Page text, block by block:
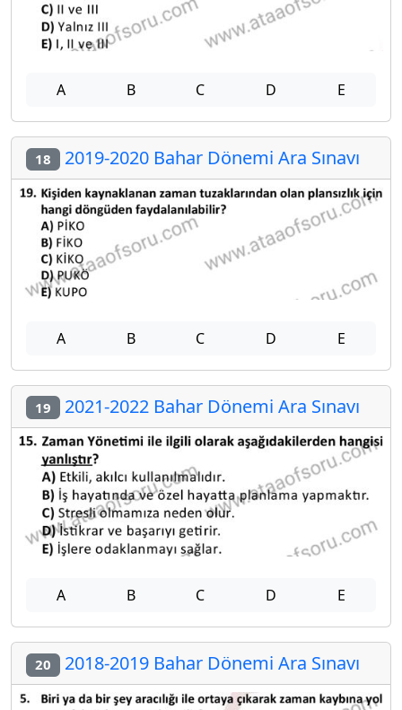
A B C D E
18 2019-2020 Bahar Dönemi Ara Sınavı
A B C D E
19 2021-2022 Bahar Dönemi Ara Sınavı
A B C D E
20 2018-2019 Bahar Dönemi Ara Sınavı